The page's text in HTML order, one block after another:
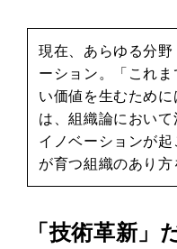
現在、あらゆる分
ーション。「これ
い価値を生むため
は、組織論におい
イノベーションが
が育つ組織のあり方
「技術革新」